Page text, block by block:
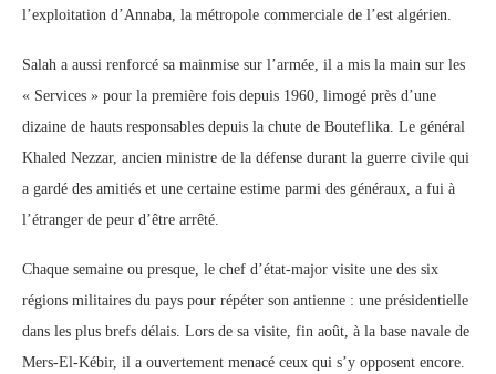
l’exploitation d’Annaba, la métropole commerciale de l’est algérien.
Salah a aussi renforcé sa mainmise sur l’armée, il a mis la main sur les
« Services » pour la première fois depuis 1960, limogé près d’une
dizaine de hauts responsables depuis la chute de Bouteflika. Le général
Khaled Nezzar, ancien ministre de la défense durant la guerre civile qui
a gardé des amitiés et une certaine estime parmi des généraux, a fui à
l’étranger de peur d’être arrêté.
Chaque semaine ou presque, le chef d’état-major visite une des six
régions militaires du pays pour répéter son antienne : une présidentielle
dans les plus brefs délais. Lors de sa visite, fin août, à la base navale de
Mers-El-Kébir, il a ouvertement menacé ceux qui s’y opposent encore.